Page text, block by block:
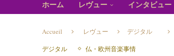
ホーム レヴュー インタビュー
Accueil レヴュー デジタル
デジタル
仏・欧州音楽事情